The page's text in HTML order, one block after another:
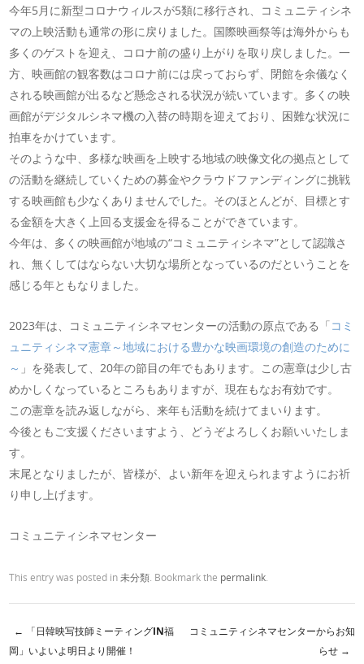
今年5月に新型コロナウィルスが5類に移行され、コミュニティシネ
マの上映活動も通常の形に戻りました。国際映画祭等は海外からも
多くのゲストを迎え、コロナ前の盛り上がりを取り戻しました。一
方、映画館の観客数はコロナ前には戻っておらず、閉館を余儀なく
される映画館が出るなど懸念される状況が続いています。多くの映
画館がデジタルシネマ機の入替の時期を迎えており、困難な状況に
拍車をかけています。
そのような中、多様な映画を上映する地域の映像文化の拠点として
の活動を継続していくための募金やクラウドファンディングに挑戦
する映画館も少なくありませんでした。そのほとんどが、目標とす
る金額を大きく上回る支援金を得ることができています。
今年は、多くの映画館が地域の“コミュニティシネマ”として認識さ
れ、無くしてはならない大切な場所となっているのだということを
感じる年ともなりました。
2023年は、コミュニティシネマセンターの活動の原点である「コミ
ュニティシネマ憲章～地域における豊かな映画環境の創造のために
～ 」を発表して、20年の節目の年でもあります。この憲章は少し古
めかしくなっているところもありますが、現在もなお有効です。
この憲章を読み返しながら、来年も活動を続けてまいります。
今後ともご支援くださいますよう、どうぞよろしくお願いいたしま
す。
末尾となりましたが、皆様が、よい新年を迎えられますようにお祈
り申し上げます。
コミュニティシネマセンター
This entry was posted in未分類 . Bookmark the permalink
Post navigation
←
「日韓映写技師ミーティングIN福
岡」いよいよ明日より開催！
コミュニティシネマセンターからお知
らせ →